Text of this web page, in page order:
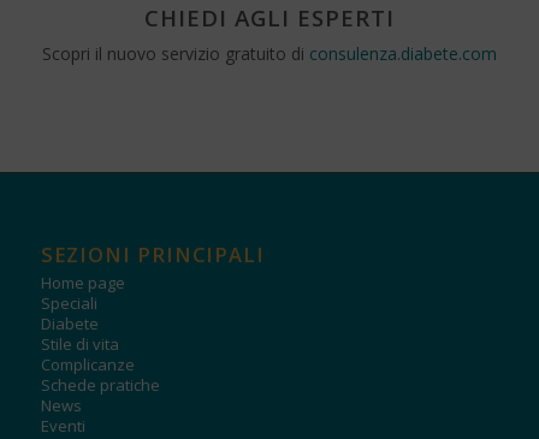
CHIEDI AGLI ESPERTI
Scopri il nuovo servizio gratuito di consulenza.diabete.com
SEZIONI PRINCIPALI
Home page
Speciali
Diabete
Stile di vita
Complicanze
Schede pratiche
News
Eventi